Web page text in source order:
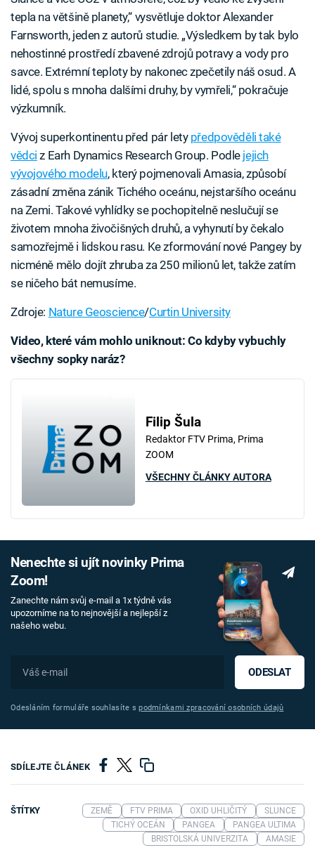
tepla na většině planety,“ vysvětluje doktor Alexander
Farnsworth, jeden z autorů studie. „Výsledkem by tak bylo
nehostinné prostředí zbavené zdrojů potravy a vody pro
savce. Extrémní teploty by nakonec zpečetily náš osud. A
lidé, spolu s mnoha dalšími druhy, by vymřeli,“ pokračuje
výzkumník.
Vývoj superkontinentu před pár lety předpověděli také
vědci z Earh Dynamics Research Group. Podle jejich
vývojového modelu, který pojmenovali Amasia, způsobí
zásadní změna zánik Tichého oceánu, nejstaršího oceánu
na Zemi. Takové vyhlídky se pochopitelně neslučují se
životem mnoha živočišných druhů, a vyhynutí by čekalo
samozřejmě i lidskou rasu. Ke zformování nové Pangey by
nicméně mělo dojít zhruba za 250 milionů let, takže zatím
se ničeho bát nemusíme.
Zdroje: Nature Geoscience/Curtin University
Video, které vám mohlo uniknout: Co kdyby vybuchly
všechny sopky naráz?
Filip Šula
Redaktor FTV Prima, Prima
ZOOM
VŠECHNY ČLÁNKY AUTORA
Nenechte si ujít novinky Prima
Zoom!
Zanechte nám svůj e-mail a 1x týdně vás
upozorníme na to nejnovější a nejlepší z
našeho webu.
ODESLAT
Odesláním formuláře souhlasíte spodmínkami zpracování osobních údajů
SDÍLEJTE ČLÁNEK
ŠTÍTKY ZEMĚ FTV PRIMA OXID UHLIČITÝ
SLUNCE
TICHÝ OCEÁN
PANGEA
PANGEA ULTIMA
BRISTOLSKÁ UNIVERZITA
AMASIE